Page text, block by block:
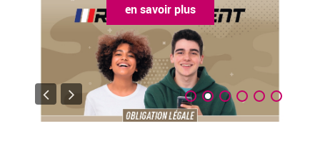
en savoir plus